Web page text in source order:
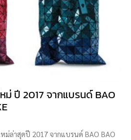
ม่ ปี 2017 จากแบรนด์ BAO
ม่ล่าสุดปี 2017 จากแบรนด์ BAO BAO